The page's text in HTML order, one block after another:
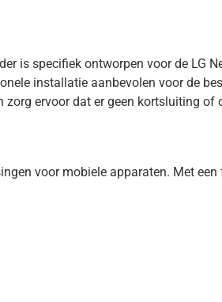
is specifiek ontworpen voor de LG
installatie aanbevolen voor de
ervoor dat er geen kortsluiting of
voor mobiele apparaten. Met